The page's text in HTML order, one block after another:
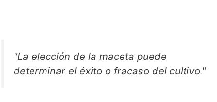
"La elección de la maceta puede
determinar el éxito o fracaso del cultivo."